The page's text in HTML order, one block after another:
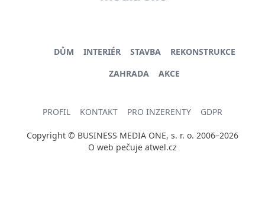
DŮM INTERIÉR STAVBA
REKONSTRUKCE
ZAHRADA
AKCE
PROFIL KONTAKT PRO INZERENTY GDPR
Copyright © BUSINESS MEDIA ONE, s. r. o. 2006–2026